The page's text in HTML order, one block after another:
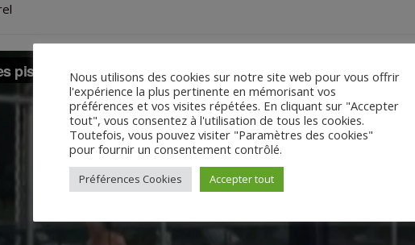
Nous utilisons des cookies sur notre site web pour vous offrir
l'expérience la plus pertinente en mémorisant vos
préférences et vos visites répétées. En cliquant sur "Accepter
tout", vous consentez à l'utilisation de tous les cookies.
Toutefois, vous pouvez visiter "Paramètres des cookies"
pour fournir un consentement contrôlé.
Préférences Cookies Accepter tout